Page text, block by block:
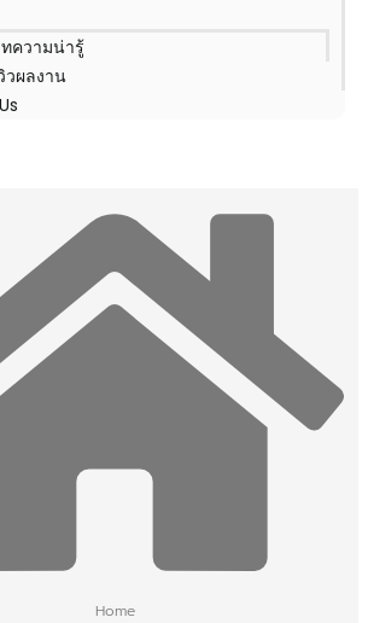
ความน่ารู้
วผลงาน
Home